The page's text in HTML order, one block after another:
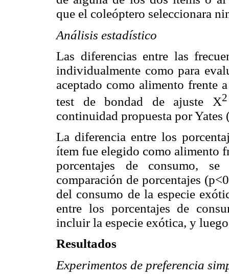
que el coleóptero seleccionara
Análisis estadístico
Las diferencias entre las
individualmente como para
aceptado como alimento frente
test de bondad de ajuste X2
continuidad propuesta por Yates
La diferencia entre los
ítem fue elegido como alimento
porcentajes de consumo,
comparación de porcentajes
del consumo de la especie
entre los porcentajes de
incluir la especie exótica, y
Resultados
Experimentos de preferencia